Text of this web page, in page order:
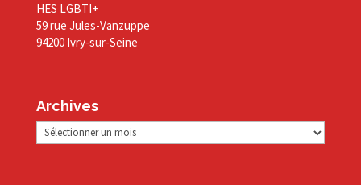
HES LGBTI+
59 rue Jules-Vanzuppe
94200 Ivry-sur-Seine
Archives
Archives